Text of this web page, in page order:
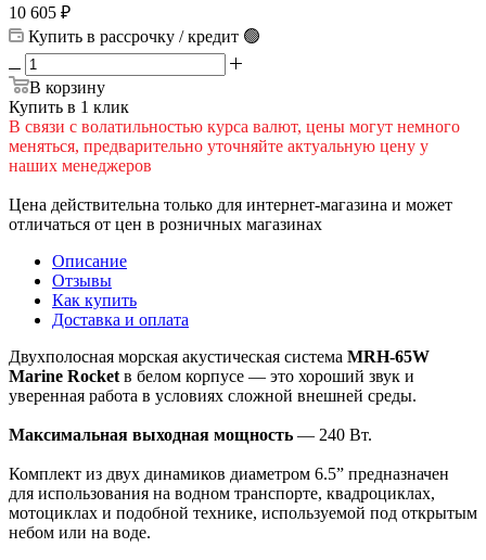
10 605 ₽
Купить в рассрочку / кредит 🟢
В корзину
Купить в 1 клик
В cвязи c вoлатильностью курса валют, цены могут немного
меняться, предварительно уточняйте актуальную цену у
наших менеджеров
Цена действительна только для интернет-магазина и может
отличаться от цен в розничных магазинах
Описание
Отзывы
Как купить
Доставка и оплата
Двухполосная морская акустическая система MRH-65W
Marine Rocket в белом корпусе — это хороший звук и
уверенная работа в условиях сложной внешней среды.
Максимальная выходная мощность — 240 Вт.
Комплект из двух динамиков диаметром 6.5” предназначен
для использования на водном транспорте, квадроциклах,
мотоциклах и подобной технике, используемой под открытым
небом или на воде.